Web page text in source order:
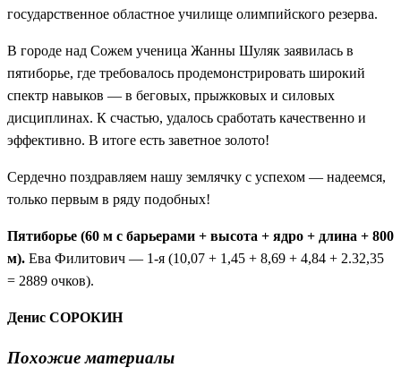
государственное областное училище олимпийского резерва.
В городе над Сожем ученица Жанны Шуляк заявилась в
пятиборье, где требовалось продемонстрировать широкий
спектр навыков — в беговых, прыжковых и силовых
дисциплинах. К счастью, удалось сработать качественно и
эффективно. В итоге есть заветное золото!
Сердечно поздравляем нашу землячку с успехом — надеемся,
только первым в ряду подобных!
Пятиборье (60 м с барьерами + высота + ядро + длина + 800
м). Ева Филитович — 1-я (10,07 + 1,45 + 8,69 + 4,84 + 2.32,35
= 2889 очков).
Денис СОРОКИН
Похожие материалы